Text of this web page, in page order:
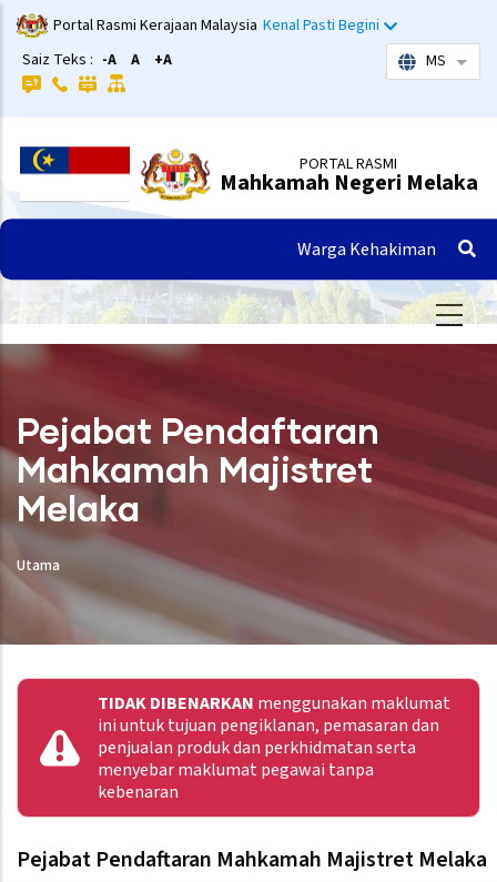
Langkau
ke
kandungan
utama
Portal Rasmi Kerajaan Malaysia Kenal Pasti Begini
Saiz Teks : -A A +A MS
PORTAL RASMI
Mahkamah Negeri Melaka
Warga Kehakiman
Pejabat Pendaftaran
Mahkamah Majistret
Melaka
Utama
TIDAK DIBENARKAN menggunakan maklumat
ini untuk tujuan pengiklanan, pemasaran dan
penjualan produk dan perkhidmatan serta
menyebar maklumat pegawai tanpa
kebenaran
Pejabat Pendaftaran Mahkamah Majistret Melaka